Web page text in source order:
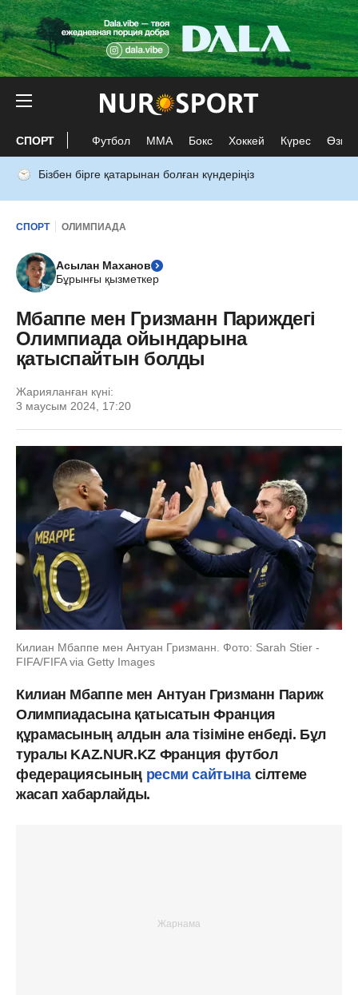
СПОРТ Футбол ММА Бокс Хоккей Күрес Өзге
Бізбен бірге қатарынан болған күндеріңіз
СПОРТ ОЛИМПИАДА
Асылан Маханов
Бұрынғы қызметкер
Мбаппе мен Гризманн Париждегі
Олимпиада ойындарына
қатыспайтын болды
Жарияланған күні:
3 маусым 2024, 17:20
Килиан Мбаппе мен Антуан Гризманн. Фото: Sarah Stier -
FIFA/FIFA via Getty Images
Килиан Мбаппе мен Антуан Гризманн Париж
Олимпиадасына қатысатын Франция
құрамасының алдын ала тізіміне енбеді. Бұл
туралы KAZ.NUR.KZ Франция футбол
федерациясының ресми сайтынасілтеме
жасап хабарлайды.